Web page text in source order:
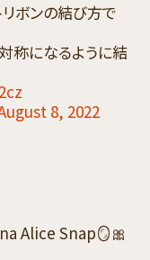
ボンの結び方で
称になるように結
8, 2022
Alice Snap🪞🎀